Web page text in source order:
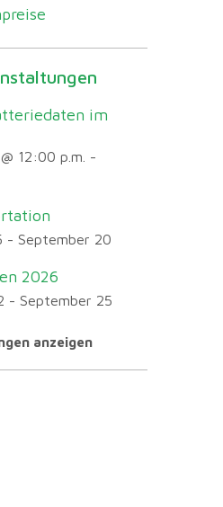
im
12:00 p.m. -
-September 20
2026
-September 25
anzeigen